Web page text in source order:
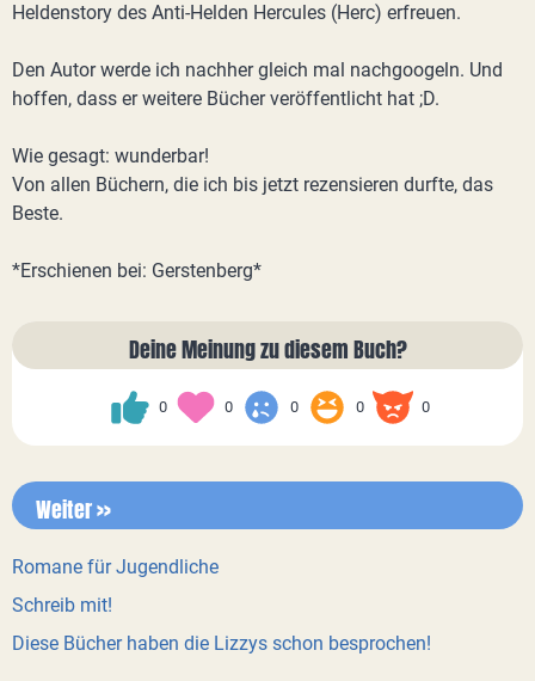
Heldenstory des Anti-Helden Hercules (Herc) erfreuen.
Den Autor werde ich nachher gleich mal nachgoogeln. Und
hoffen, dass er weitere Bücher veröffentlicht hat ;D.
Wie gesagt: wunderbar!
Von allen Büchern, die ich bis jetzt rezensieren durfte, das
Beste.
*Erschienen bei: Gerstenberg*
Deine Meinung zu diesem Buch?
0 0 0 0 0
Weiter >>
Romane für Jugendliche
Schreib mit!
Diese Bücher haben die Lizzys schon besprochen!